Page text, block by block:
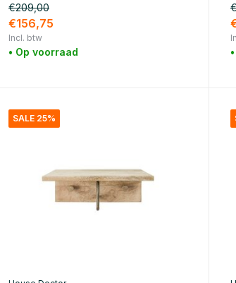
€209,00
€156,75
Incl. btw
• Op voorraad
SALE 25%